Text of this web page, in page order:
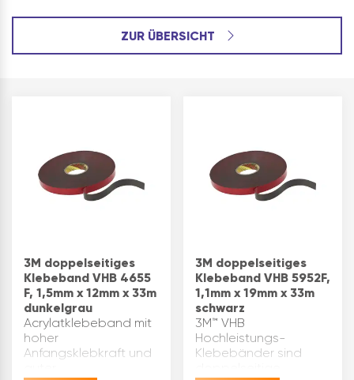
ZUR ÜBERSICHT
3M doppelseitiges
Klebeband VHB 4655
F, 1,5mm x 12mm x 33m
dunkelgrau
Acrylatklebeband mit
hoher
Anfangsklebkraft und
3M doppelseitiges
Klebeband VHB 5952F,
1,1mm x 19mm x 33m
schwarz
3M™ VHB
Hochleistungs-
Klebebänder sind